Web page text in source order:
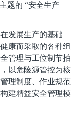
题的 “安全生产
发展生产的基础
康而采取的各种组
管理与工位制节拍
以危险源管控为核
理制度、作业规范
建精益安全管理模